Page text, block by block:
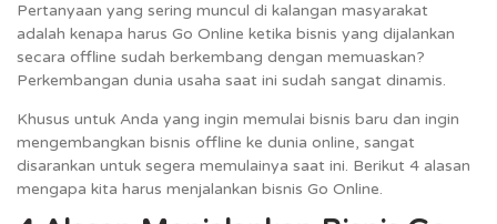
Pertanyaan yang sering muncul di kalangan masyarakat
adalah kenapa harus Go Online ketika bisnis yang dijalankan
secara offline sudah berkembang dengan memuaskan?
Perkembangan dunia usaha saat ini sudah sangat dinamis.
Khusus untuk Anda yang ingin memulai bisnis baru dan ingin
mengembangkan bisnis offline ke dunia online, sangat
disarankan untuk segera memulainya saat ini. Berikut 4 alasan
mengapa kita harus menjalankan bisnis Go Online.